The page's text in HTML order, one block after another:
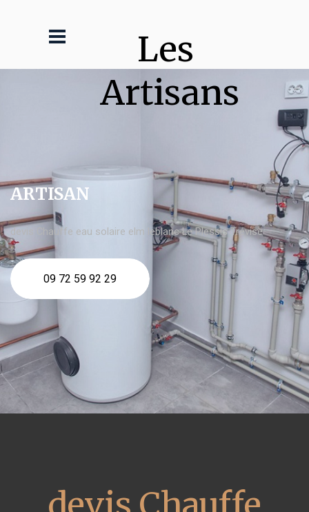
Les
Artisans
ARTISAN
devis Chauffe eau solaire elm leblanc Le Plessis Trévise
09 72 59 92 29